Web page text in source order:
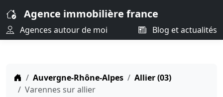
Agence immobilière france
Agences autour de moi Blog et actualités
Auvergne-Rhône-Alpes
Allier (03)
Varennes sur allier